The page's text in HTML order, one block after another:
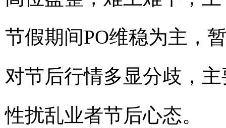
节假期间PO维稳为主，
对节后行情多显分歧，
性扰乱业者节后心态。